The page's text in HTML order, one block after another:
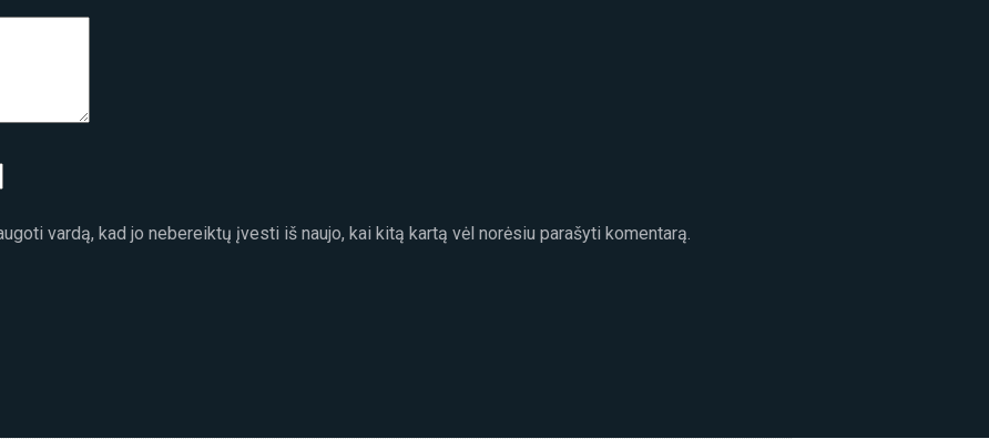
vardą, kad jo nebereiktų įvesti iš naujo, kai kitą kartą vėl norėsiu parašyti komentarą.